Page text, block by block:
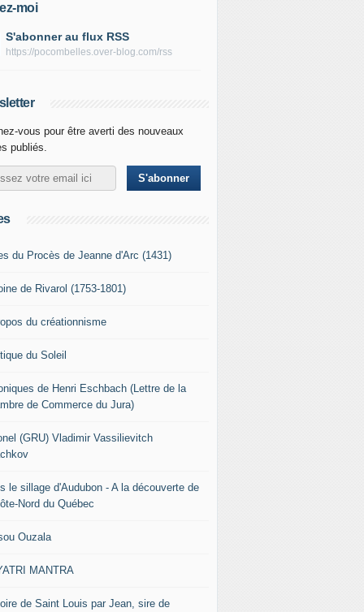
moi
S'abonner au flux RSS
https://pocombelles.over-blog.com/rss
vous pour être averti des nouveaux
publiés.
du Procès de Jeanne d'Arc (1431)
de Rivarol (1753-1801)
du créationnisme
du Soleil
de Henri Eschbach (Lettre de la
de Commerce du Jura)
(GRU) Vladimir Vassilievitch
le sillage d'Audubon - A la découverte de
Nord du Québec
Ouzala
MANTRA
de Saint Louis par Jean, sire de